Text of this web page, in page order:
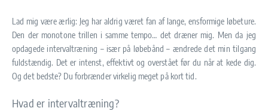
Lad mig være ærlig: Jeg har aldrig været fan af lange, ensformige løbeture.
Den der monotone trillen i samme tempo… det dræner mig. Men da jeg
opdagede intervaltræning – især på løbebånd – ændrede det min tilgang
fuldstændig. Det er intenst, effektivt og overstået før du når at kede dig.
Og det bedste? Du forbrænder virkelig meget på kort tid.
Hvad er intervaltræning?